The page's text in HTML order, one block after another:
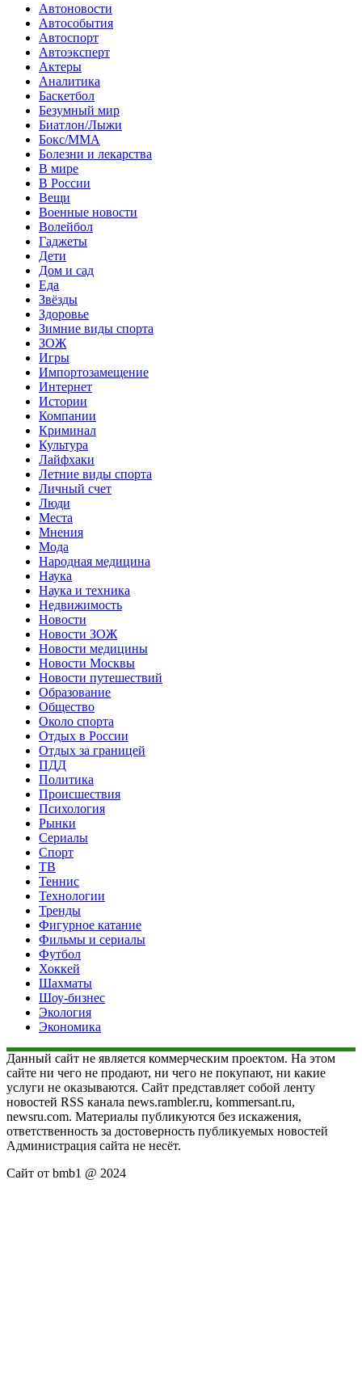
Автоновости
Автособытия
Автоспорт
Автоэксперт
Актеры
Аналитика
Баскетбол
Безумный мир
Биатлон/Лыжи
Бокс/MMA
Болезни и лекарства
В мире
В России
Вещи
Военные новости
Волейбол
Гаджеты
Дети
Дом и сад
Еда
Звёзды
Здоровье
Зимние виды спорта
ЗОЖ
Игры
Импортозамещение
Интернет
Истории
Компании
Криминал
Культура
Лайфхаки
Летние виды спорта
Личный счет
Люди
Места
Мнения
Мода
Народная медицина
Наука
Наука и техника
Недвижимость
Новости
Новости ЗОЖ
Новости медицины
Новости Москвы
Новости путешествий
Образование
Общество
Около спорта
Отдых в России
Отдых за границей
ПДД
Политика
Происшествия
Психология
Рынки
Сериалы
Спорт
ТВ
Теннис
Технологии
Тренды
Фигурное катание
Фильмы и сериалы
Футбол
Хоккей
Шахматы
Шоу-бизнес
Экология
Экономика
Данный сайт не является коммерческим проектом. На этом
сайте ни чего не продают, ни чего не покупают, ни какие
услуги не оказываются. Сайт представляет собой ленту
новостей RSS канала news.rambler.ru, kommersant.ru,
newsru.com. Материалы публикуются без искажения,
ответственность за достоверность публикуемых новостей
Администрация сайта не несёт.
Сайт от bmb1 @ 2024